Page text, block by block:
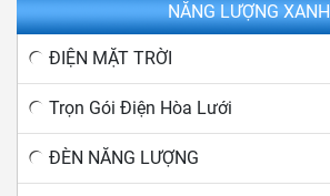
NĂNG LƯỢNG XANH
ĐIỆN MẶT TRỜI
Trọn Gói Điện Hòa Lưới
ĐÈN NĂNG LƯỢNG